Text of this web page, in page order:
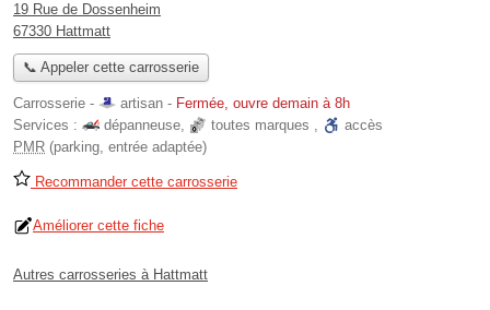
19 Rue de Dossenheim
67330 Hattmatt
📞 Appeler cette carrosserie
Carrosserie - artisan - Fermée, ouvre demain à 8h
Services :
dépanneuse, toutes marques ,
accès
PMR (parking, entrée adaptée)
Recommander cette carrosserie
Améliorer cette fiche
Autres carrosseries à Hattmatt